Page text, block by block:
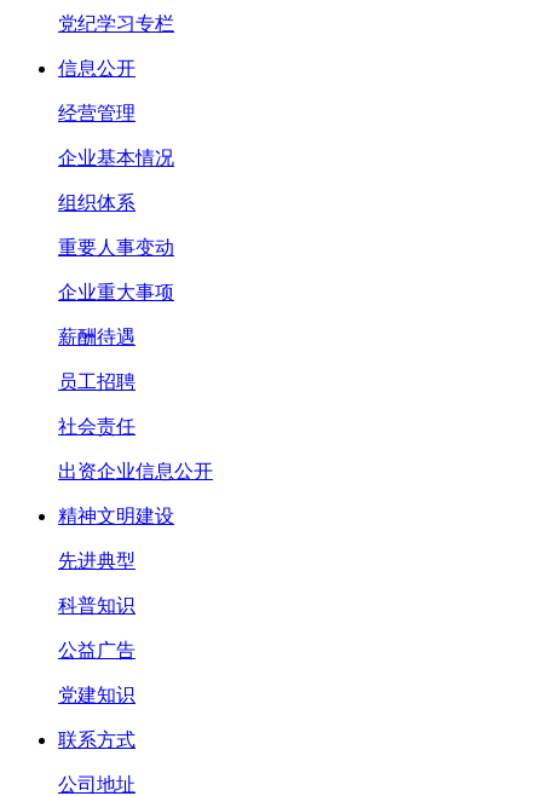
党纪学习专栏
信息公开
经营管理
企业基本情况
组织体系
重要人事变动
企业重大事项
薪酬待遇
员工招聘
社会责任
出资企业信息公开
精神文明建设
先进典型
科普知识
公益广告
党建知识
联系方式
公司地址